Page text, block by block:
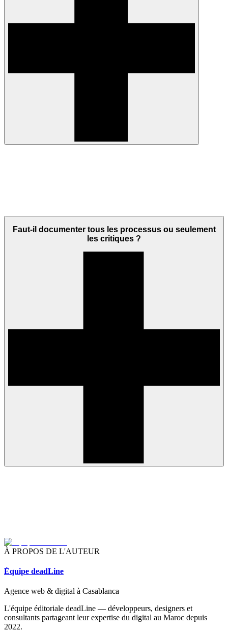
Faut-il documenter tous les processus ou seulement
les critiques ?
À PROPOS DE L'AUTEUR
Équipe deadLine
Agence web & digital à Casablanca
L'équipe éditoriale deadLine — développeurs, designers et
consultants partageant leur expertise du digital au Maroc depuis
2022.